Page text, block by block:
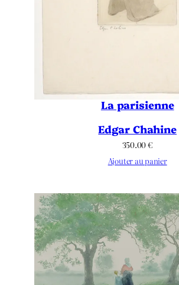
La parisienne
Edgar Chahine
350.00€
Ajouter au panier